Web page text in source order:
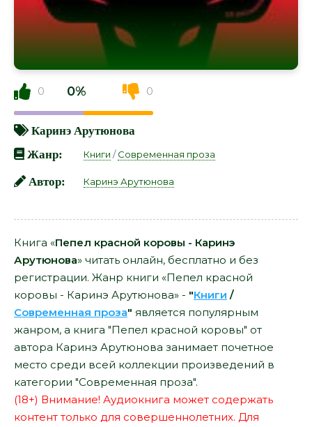
0 0% 0
Каринэ Арутюнова
Жанр:
Книги /Современная проза
Автор: Каринэ Арутюнова
Книга «Пепел красной коровы - Каринэ
Арутюнова» читать онлайн, бесплатно и без
регистрации. Жанр книги «Пепел красной
коровы - Каринэ Арутюнова» - "Книги /
Современная проза" является популярным
жанром, а книга "Пепел красной коровы" от
автора Каринэ Арутюнова занимает почетное
место среди всей коллекции произведений в
категории "Современная проза".
(18+) Внимание! Аудиокнига может содержать
контент только для совершеннолетних. Для